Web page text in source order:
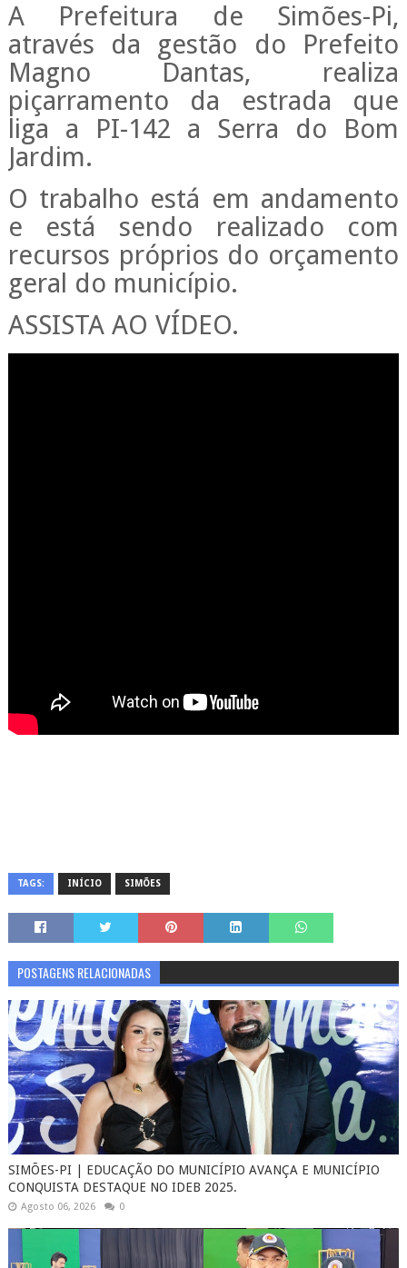
A Prefeitura de Simões-Pi,
através da gestão do Prefeito
Magno Dantas, realiza
piçarramento da estrada que
liga a PI-142 a Serra do Bom
Jardim.
O trabalho está em andamento
e está sendo realizado com
recursos próprios do orçamento
geral do município.
ASSISTA AO VÍDEO.
TAGS: INÍCIO SIMÕES
POSTAGENS RELACIONADAS
SIMÕES-PI | EDUCAÇÃO DO MUNICÍPIO AVANÇA E MUNICÍPIO
CONQUISTA DESTAQUE NO IDEB 2025.
Agosto 06, 2026 0